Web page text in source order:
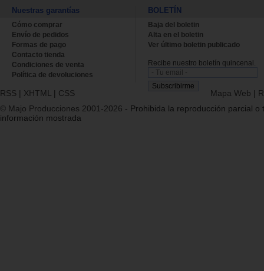
Nuestras garantías
Cómo comprar
Envío de pedidos
Formas de pago
Contacto tienda
Condiciones de venta
Política de devoluciones
BOLETÍN
Baja del boletin
Alta en el boletin
Ver último boletin publicado
Recibe nuestro boletín quincenal.
RSS | XHTML | CSS Mapa Web |
© Majo Producciones 2001-2026 - Prohibida la reproducción parcial o
información mostrada